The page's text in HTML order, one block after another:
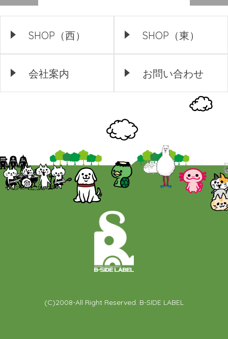
SHOP（西） SHOP（東）
会社案内 お問い合わせ
(C)2008-All Right Reserved. B-SIDE LABEL